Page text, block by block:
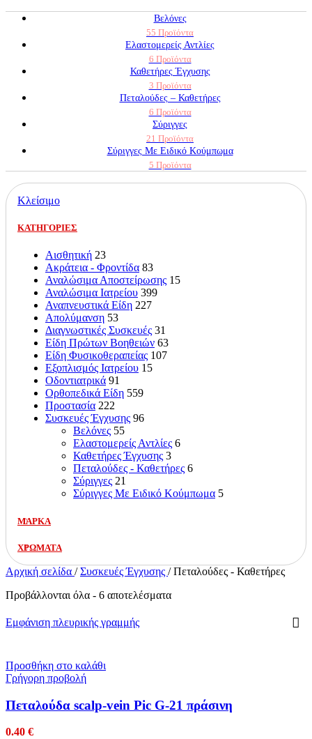
Βελόνες
55 Προϊόντα
Ελαστομερείς Αντλίες
6 Προϊόντα
Καθετήρες Έγχυσης
3 Προϊόντα
Πεταλούδες – Καθετήρες
6 Προϊόντα
Σύριγγες
21 Προϊόντα
Σύριγγες Με Ειδικό Κούμπωμα
5 Προϊόντα
Κλείσιμο
ΚΑΤΗΓΟΡΙΕΣ
Αισθητική 23
Ακράτεια - Φροντίδα 83
Αναλώσιμα Αποστείρωσης 15
Αναλώσιμα Ιατρείου 399
Αναπνευστικά Είδη 227
Απολύμανση 53
Διαγνωστικές Συσκευές 31
Είδη Πρώτων Βοηθειών 63
Είδη Φυσικοθεραπείας 107
Εξοπλισμός Ιατρείου 15
Οδοντιατρικά 91
Ορθοπεδικά Είδη 559
Προστασία 222
Συσκευές Έγχυσης 96
Βελόνες 55
Ελαστομερείς Αντλίες 6
Καθετήρες Έγχυσης 3
Πεταλούδες - Καθετήρες 6
Σύριγγες 21
Σύριγγες Με Ειδικό Κούμπωμα 5
ΜΑΡΚΑ
ΧΡΩΜΑΤΑ
Αρχική σελίδα / Συσκευές Έγχυσης / Πεταλούδες - Καθετήρες
Προβάλλονται όλα - 6 αποτελέσματα
Εμφάνιση πλευρικής γραμμής
Προσθήκη στο καλάθι
Γρήγορη προβολή
Πεταλούδα scalp-vein Pic G-21 πράσινη
0.40 €